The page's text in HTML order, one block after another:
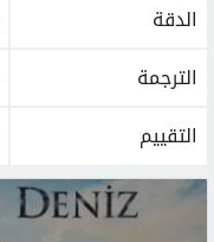
الدقة
الترجمة
التقييم